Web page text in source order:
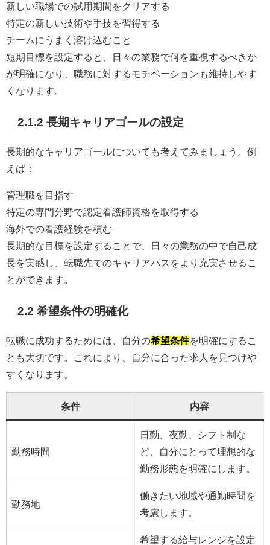
新しい職場での試用期間をクリアする
特定の新しい技術や手技を習得する
チームにうまく溶け込むこと
短期目標を設定すると、日々の業務で何を重視するべきか
が明確になり、職務に対するモチベーションも維持しやす
くなります。
2.1.2 長期キャリアゴールの設定
長期的なキャリアゴールについても考えてみましょう。例
えば：
管理職を目指す
特定の専門分野で認定看護師資格を取得する
海外での看護経験を積む
長期的な目標を設定することで、日々の業務の中で自己成
長を実感し、転職先でのキャリアパスをより充実させるこ
とができます。
2.2 希望条件の明確化
転職に成功するためには、自分の希望条件を明確にするこ
とも大切です。これにより、自分に合った求人を見つけや
すくなります。
条件 内容
勤務時間
日勤、夜勤、シフト制な
ど、自分にとって理想的な
勤務形態を明確にします。
勤務地
働きたい地域や通勤時間を
考慮します。
希望する給与レンジを設定